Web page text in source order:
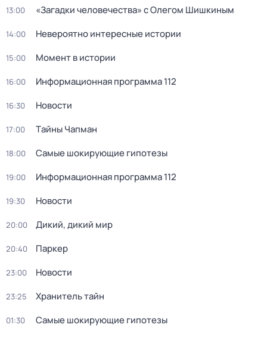
13:00 «Загадки человечества» с Олегом Шишкиным
14:00 Невероятно интересные истории
15:00 Момент в истории
16:00 Информационная программа 112
16:30 Новости
17:00 Тaйны Чапман
18:00 Самые шoкиpующие гипотезы
19:00 Информационная программа 112
19:30 Новости
20:00 Дикий, дикий мир
20:40 Паркер
23:00 Новости
23:25 Хранитель тайн
01:30 Самые шoкиpующие гипотезы